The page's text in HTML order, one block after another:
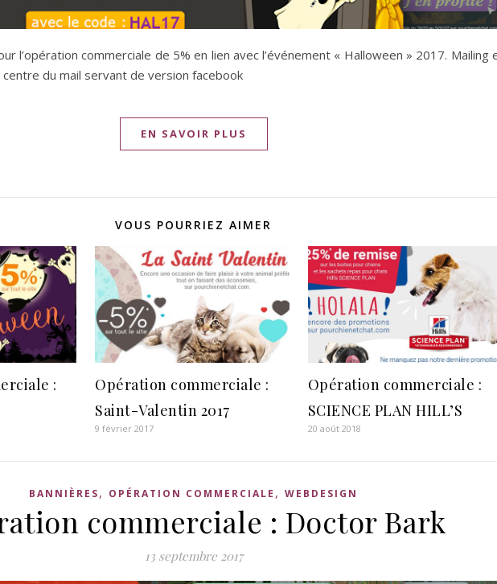
l’opération commerciale de 5% en lien avec l’événement « Halloween » 2017. Mailing
centre du mail servant de version facebook
EN SAVOIR PLUS
VOUS POURRIEZ AIMER
:
Opération commerciale :
Saint-Valentin 2017
9 février 2017
Opération commerciale :
SCIENCE PLAN HILL’S
20 août 2018
BANNIÈRES, OPÉRATION COMMERCIALE , WEBDESIGN
commerciale : Doctor Bark
13 septembre 2017